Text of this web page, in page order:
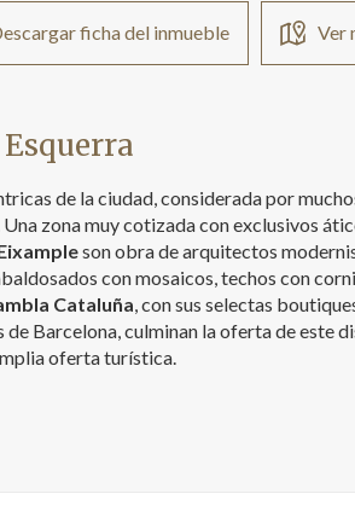
ficha del inmueble Ver
de la ciudad, considerada por
zona muy cotizada con exclusivos
son obra de arquitectos
con mosaicos, techos con
Cataluña , con sus selectas
de Barcelona, culminan la oferta de este
oferta turística.